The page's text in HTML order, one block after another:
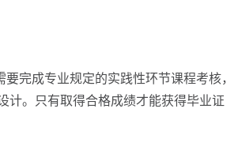
完成专业规定的实践性环节课程考核，
计。只有取得合格成绩才能获得毕业证